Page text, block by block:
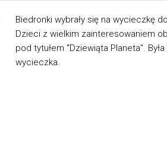
Biedronki wybrały się na wycieczkę
Dzieci z wielkim zainteresowaniem
pod tytułem "Dziewiąta Planeta".
wycieczka.